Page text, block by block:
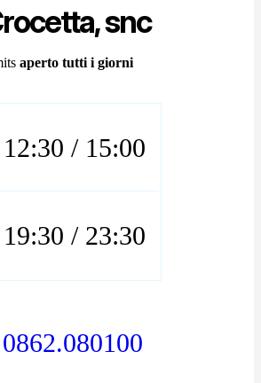
snc
aperto tutti i giorni
12:30 / 15:00
19:30 / 23:30
0862.080100